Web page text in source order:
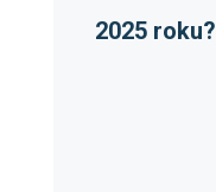
2025 roku?